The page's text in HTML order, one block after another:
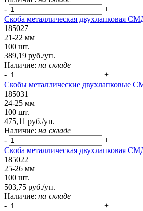
-
+
Скоба металлическая двухлапковая
185027
21-22 мм
100 шт.
389,19 руб./уп.
Наличие: на складе
-
+
Скобы металлические двухлапковые
185031
24-25 мм
100 шт.
475,11 руб./уп.
Наличие: на складе
-
+
Скоба металлическая двухлапковая
185022
25-26 мм
100 шт.
503,75 руб./уп.
Наличие: на складе
-
+